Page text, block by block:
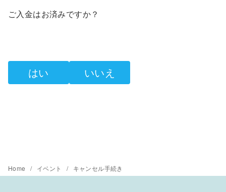
ご入金はお済みですか？
はい いいえ
Home イベント キャンセル手続き